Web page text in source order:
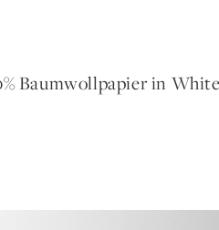
Baumwollpapier in